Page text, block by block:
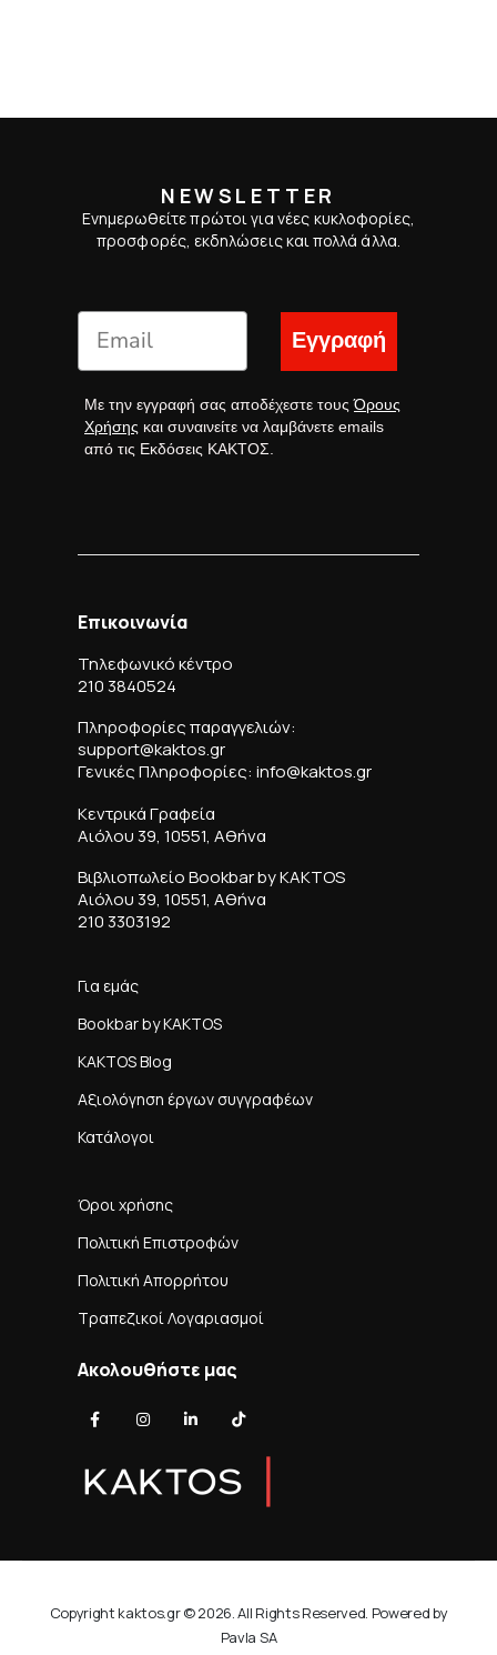
NEWSLETTER
Ενημερωθείτε πρώτοι για νέες κυκλοφορίες,
προσφορές, εκδηλώσεις και πολλά άλλα.
Εγγραφή
Με την εγγραφή σας αποδέχεστε τουςΌρους
Χρήσης και συναινείτε να λαμβάνετε emails
από τις Εκδόσεις ΚΑΚΤΟΣ.
Επικοινωνία
Τηλεφωνικό κέντρο
210 3840524
Πληροφορίες παραγγελιών:
support@kaktos.gr
Γενικές Πληροφορίες: info@kaktos.gr
Κεντρικά Γραφεία
Αιόλου 39, 10551, Αθήνα
Βιβλιοπωλείο Bookbar by KAKTOS
Αιόλου 39, 10551, Αθήνα
210 3303192
Για εμάς
Bookbar by KAKTOS
KAKTOS Blog
Αξιολόγηση έργων συγγραφέων
Κατάλογοι
Όροι χρήσης
Πολιτική Επιστροφών
Πολιτική Απορρήτου
Τραπεζικοί Λογαριασμοί
Ακολουθήστε μας
Copyright kaktos.gr © 2026. All Rights Reserved. Powered by
Pavla SA